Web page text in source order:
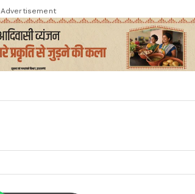
Advertisement